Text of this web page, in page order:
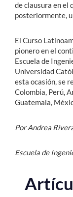
de clausura en el
posteriormente,
El Curso
pionero en el
Escuela de
Universidad
esta ocasión, se
Colombia, Perú,
Guatemala,
Por Andrea
Escuela de